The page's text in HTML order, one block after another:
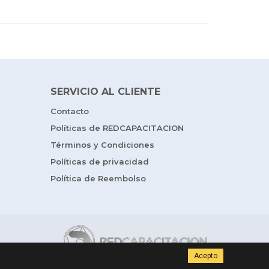
SERVICIO AL CLIENTE
Contacto
Políticas de REDCAPACITACION
Términos y Condiciones
Políticas de privacidad
Política de Reembolso
Acepto